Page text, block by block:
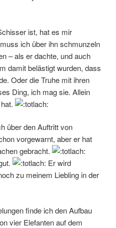
ist, hat es mir
ich über ihn schmunzeln
– als er dachte, und auch
damit belästigt wurden, dass
Oder die Truhe mit ihren
Ding, ich mag sie. Allein
über den Auftritt von
vorgewarnt, aber er hat
gebracht.
Er wird
zu meinem Liebling in der
finde ich den Aufbau
vier Elefanten auf dem